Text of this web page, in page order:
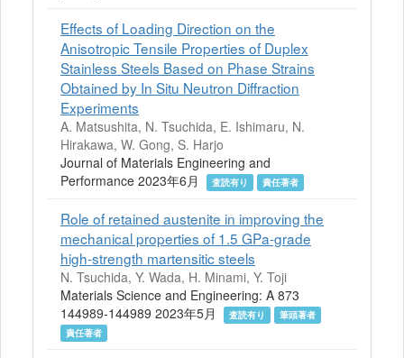
Effects of Loading Direction on the
Anisotropic Tensile Properties of Duplex
Stainless Steels Based on Phase Strains
Obtained by In Situ Neutron Diffraction
Experiments
A. Matsushita, N. Tsuchida, E. Ishimaru, N.
Hirakawa, W. Gong, S. Harjo
Journal of Materials Engineering and
Performance 2023年6月
査読有り 責任著者
Role of retained austenite in improving the
mechanical properties of 1.5 GPa-grade
high-strength martensitic steels
N. Tsuchida, Y. Wada, H. Minami, Y. Toji
Materials Science and Engineering: A 873
144989-144989 2023年5月
査読有り
筆頭著者
責任著者